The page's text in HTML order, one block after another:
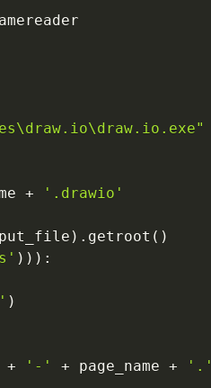
+ '.drawio'
) . getroot ( )
) ) ) :
)
+ '-' + page_name + '.'